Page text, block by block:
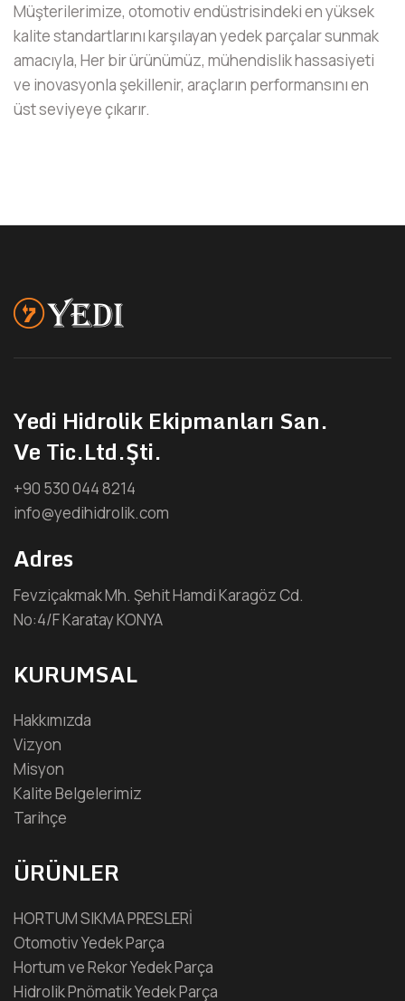
Müşterilerimize, otomotiv endüstrisindeki en yüksek
kalite standartlarını karşılayan yedek parçalar sunmak
amacıyla, Her bir ürünümüz, mühendislik hassasiyeti
ve inovasyonla şekillenir, araçların performansını en
üst seviyeye çıkarır.
Yedi Hidrolik Ekipmanları San.
Ve Tic.Ltd.Şti.
+90 530 044 8214
info@yedihidrolik.com
Adres
Fevziçakmak Mh. Şehit Hamdi Karagöz Cd.
No:4/F Karatay KONYA
KURUMSAL
Hakkımızda
Vizyon
Misyon
Kalite Belgelerimiz
Tarihçe
ÜRÜNLER
HORTUM SIKMA PRESLERİ
Otomotiv Yedek Parça
Hortum ve Rekor Yedek Parça
Hidrolik Pnömatik Yedek Parça